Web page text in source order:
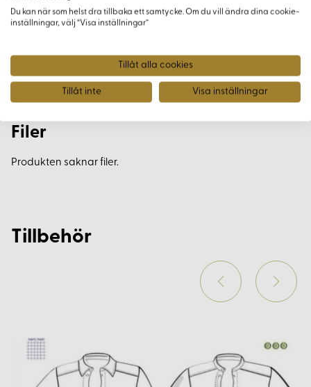
Filer
Produkten saknar filer.
Tillbehör
Du kan när som helst dra tillbaka ett samtycke. Om du vill ändra dina cookie-
inställningar, välj “Visa inställningar”
Tillåt alla cookies
Tillåt inte Visa inställningar